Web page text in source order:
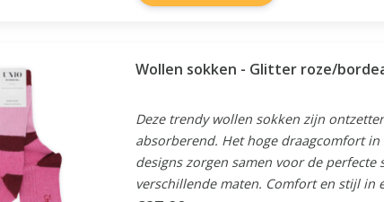
Wollen sokken - Glitter roze/
Deze trendy wollen sokken zijn
absorberend. Het hoge draagcomfort
designs zorgen samen voor de perfecte
verschillende maten. Comfort en stijl in